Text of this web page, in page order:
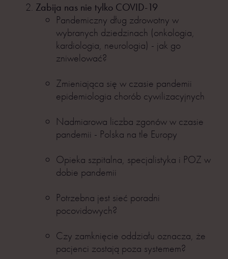
Zabija nas nie tylko COVID-19
Pandemiczny dług zdrowotny w
wybranych dziedzinach (onkologia,
kardiologia, neurologia) - jak go
zniwelować?
Zmieniająca się w czasie pandemii
epidemiologia chorób cywilizacyjnych
Nadmiarowa liczba zgonów w czasie
pandemii - Polska na tle Europy
Opieka szpitalna, specjalistyka i POZ w
dobie pandemii
Potrzebna jest sieć poradni
pocovidowych?
Czy zamknięcie oddziału oznacza, że
pacjenci zostają poza systemem?